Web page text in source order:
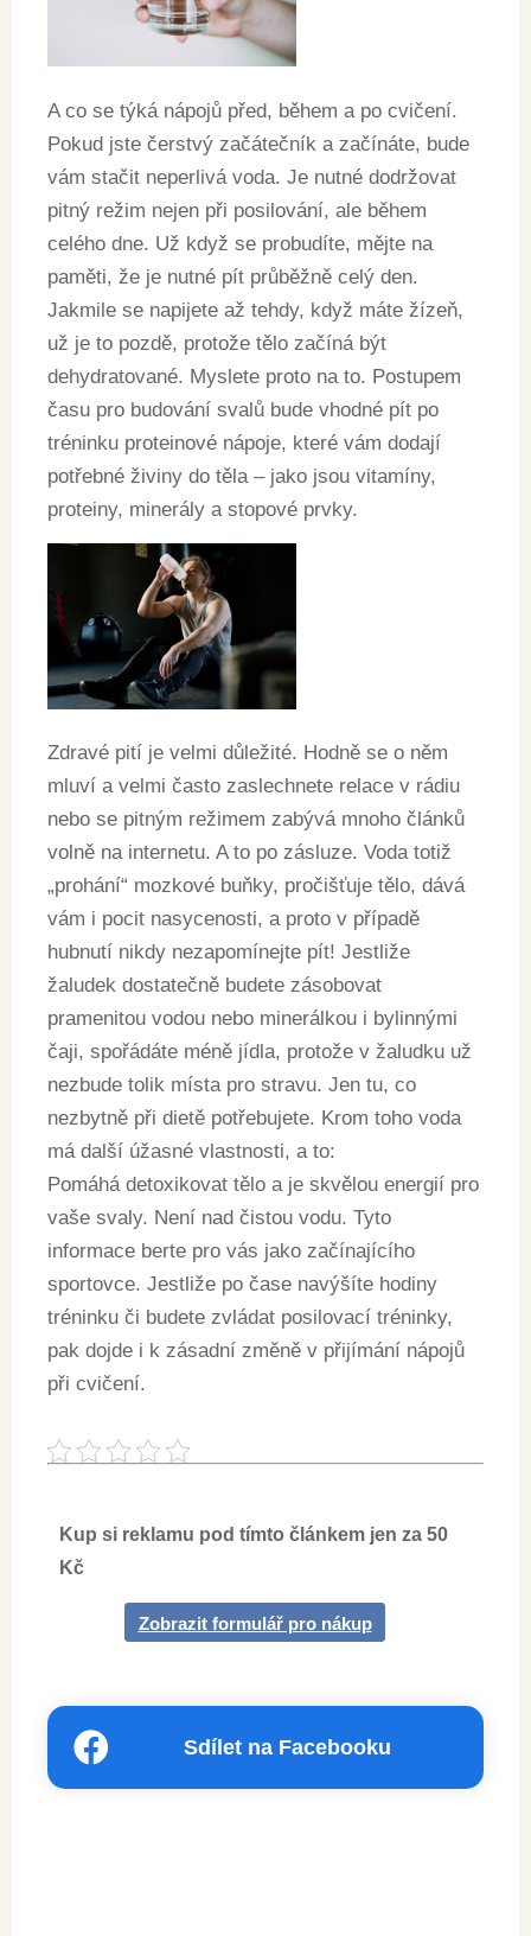
A co se týká nápojů před, během a po cvičení.
Pokud jste čerstvý začátečník a začínáte, bude
vám stačit neperlivá voda. Je nutné dodržovat
pitný režim nejen při posilování, ale během
celého dne. Už když se probudíte, mějte na
paměti, že je nutné pít průběžně celý den.
Jakmile se napijete až tehdy, když máte žízeň,
už je to pozdě, protože tělo začíná být
dehydratované. Myslete proto na to. Postupem
času pro budování svalů bude vhodné pít po
tréninku proteinové nápoje, které vám dodají
potřebné živiny do těla – jako jsou vitamíny,
proteiny, minerály a stopové prvky.
Zdravé pití je velmi důležité. Hodně se o něm
mluví a velmi často zaslechnete relace v rádiu
nebo se pitným režimem zabývá mnoho článků
volně na internetu. A to po zásluze. Voda totiž
„prohání“ mozkové buňky, pročišťuje tělo, dává
vám i pocit nasycenosti, a proto v případě
hubnutí nikdy nezapomínejte pít! Jestliže
žaludek dostatečně budete zásobovat
pramenitou vodou nebo minerálkou i bylinnými
čaji, spořádáte méně jídla, protože v žaludku už
nezbude tolik místa pro stravu. Jen tu, co
nezbytně při dietě potřebujete. Krom toho voda
má další úžasné vlastnosti, a to:
Pomáhá detoxikovat tělo a je skvělou energií pro
vaše svaly. Není nad čistou vodu. Tyto
informace berte pro vás jako začínajícího
sportovce. Jestliže po čase navýšíte hodiny
tréninku či budete zvládat posilovací tréninky,
pak dojde i k zásadní změně v přijímání nápojů
při cvičení.
Kup si reklamu pod tímto článkem jen za 50
Kč
Zobrazit formulář pro nákup
Sdílet na Facebooku